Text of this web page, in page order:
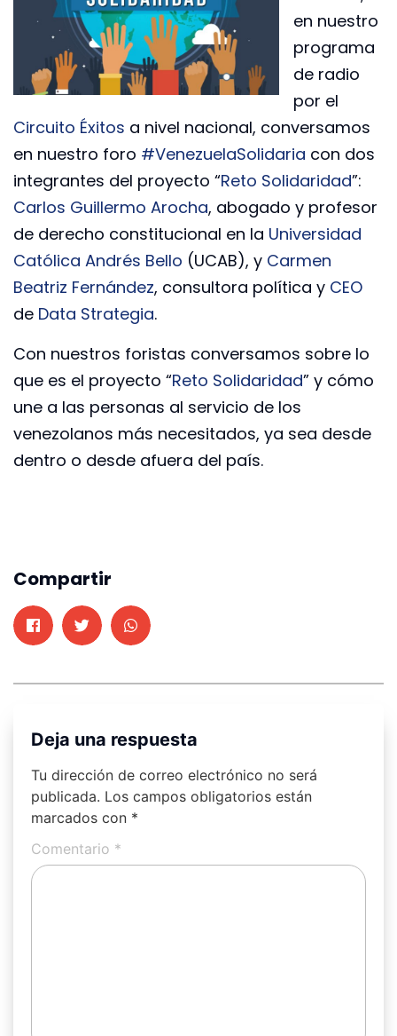
en nuestro
programa
de radio
por el
Circuito Éxitos a nivel nacional, conversamos
en nuestro foro #VenezuelaSolidaria con dos
integrantes del proyecto “Reto Solidaridad”:
Carlos Guillermo Arocha, abogado y profesor
de derecho constitucional en la Universidad
Católica Andrés Bello (UCAB), y Carmen
Beatriz Fernández, consultora política y CEO
de Data Strategia.
Con nuestros foristas conversamos sobre lo
que es el proyecto “Reto Solidaridad” y cómo
une a las personas al servicio de los
venezolanos más necesitados, ya sea desde
dentro o desde afuera del país.
Compartir
Deja una respuesta
Tu dirección de correo electrónico no será
publicada. Los campos obligatorios están
marcados con *
Comentario *